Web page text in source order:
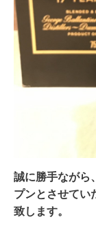
誠に勝手ながら、
プンとさせてい
致します。